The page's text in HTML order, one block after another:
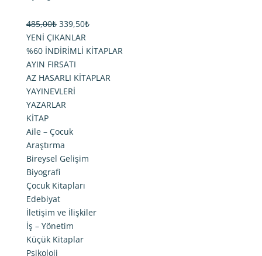
485,00₺ Orijinal
fiyat:
485,00₺.
339,50₺Şu
fiyat:
YENİ ÇIKANLAR
%60 İNDİRİMLİ KİTAPLAR
AYIN FIRSATI
AZ HASARLI KİTAPLAR
YAYINEVLERİ
YAZARLAR
KİTAP
Aile – Çocuk
Araştırma
Bireysel Gelişim
Biyografi
Çocuk Kitapları
Edebiyat
İletişim ve İlişkiler
İş – Yönetim
Küçük Kitaplar
Psikoloji